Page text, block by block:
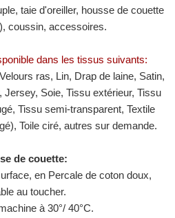
taie d'oreiller, housse de couette
coussin, accessoires.
dans les tissus suivants:
ras, Lin, Drap de laine, Satin,
Jersey, Soie, Tissu extérieur, Tissu
Tissu semi-transparent, Textile
Toile ciré, autres sur demande.
de couette:
en Percale de coton doux,
au toucher.
à 30°/ 40°C.